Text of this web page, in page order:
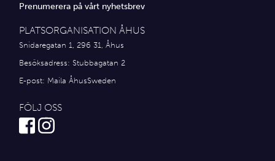
Prenumerera på vårt nyhetsbrev
PLATSORGANISATION ÅHUS
Snidaregatan 1, 296 31, Åhus
Besöksadress: Stubbagatan 2
E-post: Maila ÅhusSweden
FÖLJ OSS